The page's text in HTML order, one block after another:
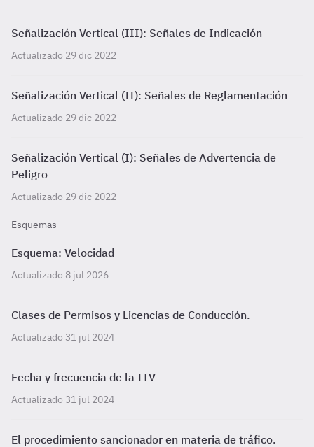
Señalización Vertical (III): Señales de Indicación
Actualizado 29 dic 2022
Señalización Vertical (II): Señales de Reglamentación
Actualizado 29 dic 2022
Señalización Vertical (I): Señales de Advertencia de
Peligro
Actualizado 29 dic 2022
Esquemas
Esquema: Velocidad
Actualizado 8 jul 2026
Clases de Permisos y Licencias de Conducción.
Actualizado 31 jul 2024
Fecha y frecuencia de la ITV
Actualizado 31 jul 2024
El procedimiento sancionador en materia de tráfico.